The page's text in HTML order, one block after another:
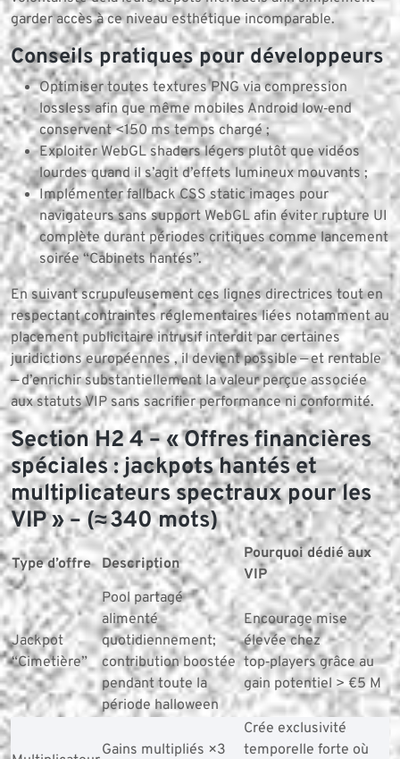
garder accès à ce niveau esthétique incomparable.
Conseils pratiques pour développeurs
Optimiser toutes textures PNG via compression
lossless afin que même mobiles Android low‑end
conservent <150 ms temps chargé ;
Exploiter WebGL shaders légers plutôt que vidéos
lourdes quand il s’agit d’effets lumineux mouvants ;
Implémenter fallback CSS static images pour
navigateurs sans support WebGL afin éviter rupture UI
complète durant périodes critiques comme lancement
soirée “Cabinets hantés”.
En suivant scrupuleusement ces lignes directrices tout en
respectant contraintes réglementaires liées notamment au
placement publicitaire intrusif interdit par certaines
juridictions européennes , il devient possible — et rentable
— d’enrichir substantiellement la valeur perçue associée
aux statuts VIP sans sacrifier performance ni conformité.
Section H2 4 – « Offres financières
spéciales : jackpots hantés et
multiplicateurs spectraux pour les
VIP » – (≈ 340 mots)
Type d’offre Description
Pourquoi dédié aux
VIP
Jackpot
“Cimetière”
Pool partagé
alimenté
quotidiennement;
contribution boostée
pendant toute la
période halloween
Encourage mise
élevée chez
top‑players grâce au
gain potentiel > €5 M
Gains multipliés ×3
Crée exclusivité
temporelle forte où